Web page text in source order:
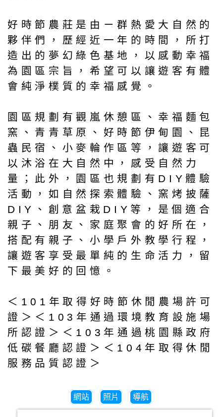
好時節農莊是由ㄧ群熱愛大自然的
夥伴們，歷經近一年的時間，所打
造出的夢幻綠色基地，以感動幸福
為園區宗旨，希望可以讓遊客有體
會純淨樸質的幸福感覺。
園區規劃有觀嵐休憩區、幸福麵包
窯、青青草原、好時節伊甸園、昆
蟲民宿、小麥輪作區等，讓遊客可
以沐浴在大自然中，感受自然力
量；此外，園區也規劃有DIY體驗
活動，如自然探索體驗、窯烤披薩
DIY、創意盆栽DIY等，是個適合
親子、朋友、家庭聚會的好所在，
搭配有親子、小學戶外教學行程，
讓遊客享受最單純的生命活力，留
下最美好的回憶。
＜101年取得好時節休閒農場許可
證＞＜103年通過環境教育設施場
所認證＞＜103年通過桃園縣政府
低碳餐廳認證＞＜104年取得休閒
服務品質認證＞
網站 照片 導航